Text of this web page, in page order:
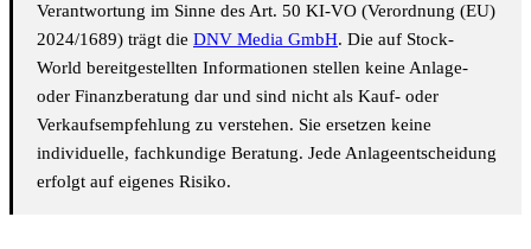
Verantwortung im Sinne des Art. 50 KI-VO (Verordnung (EU)
2024/1689) trägt die DNV Media GmbH. Die auf Stock-
World bereitgestellten Informationen stellen keine Anlage-
oder Finanzberatung dar und sind nicht als Kauf- oder
Verkaufsempfehlung zu verstehen. Sie ersetzen keine
individuelle, fachkundige Beratung. Jede Anlageentscheidung
erfolgt auf eigenes Risiko.